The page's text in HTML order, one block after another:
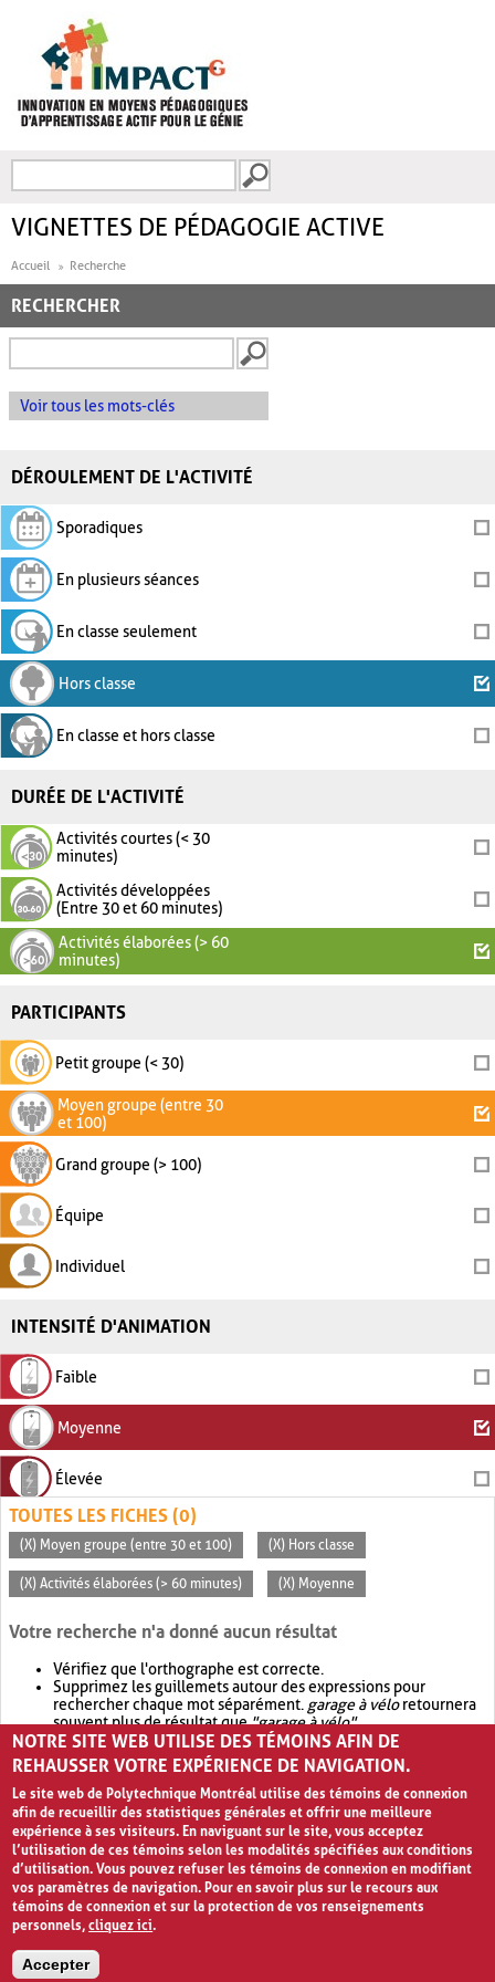
FORMULAIRE DE
VIGNETTES DE PÉDAGOGIE ACTIVE
Accueil Recherche
RECHERCHER
Voir tous les mots-clés
DÉROULEMENT DE L'ACTIVITÉ
Sporadiques
En plusieurs séances
En classe seulement
Hors classe
En classe et hors classe
DURÉE DE L'ACTIVITÉ
Activités courtes (< 30
minutes)
Activités développées
(Entre 30 et 60 minutes)
Activités élaborées (> 60
minutes)
PARTICIPANTS
Petit groupe (< 30)
Moyen groupe (entre 30
et 100)
Grand groupe (> 100)
Équipe
Individuel
INTENSITÉ D'ANIMATION
Faible
Moyenne
Élevée
TOUTES LES FICHES (0)
(X) Moyen groupe (entre 30 et 100) (X) Hors classe
(X) Activités élaborées (> 60 minutes) (X) Moyenne
Votre recherche n'a donné aucun résultat
Vérifiez que l'orthographe est correcte.
Supprimez les guillemets autour des expressions pour
rechercher chaque mot séparément. garage à véloretournera
souvent plus de résultat que"garage à vélo".
Envisagez d'élargir votre recherche avec OR.garage OR vélo
retournera souvent plus de résultat quegarage à vélo
NOTRE SITE WEB UTILISE DES TÉMOINS AFIN DE
REHAUSSER VOTRE EXPÉRIENCE DE NAVIGATION.
Le site web de Polytechnique Montréal utilise des témoins de connexion
afin de recueillir des statistiques générales et offrir une meilleure
expérience à ses visiteurs. En naviguant sur le site, vous acceptez
l’utilisation de ces témoins selon les modalités spécifiées aux conditions
d’utilisation. Vous pouvez refuser les témoins de connexion en modifiant
vos paramètres de navigation. Pour en savoir plus sur le recours aux
témoins de connexion et sur la protection de vos renseignements
personnels,cliquez ici.
Accepter